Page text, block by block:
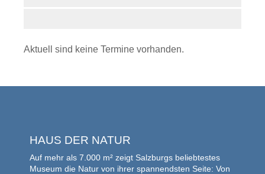
Aktuell sind keine Termine vorhanden.
HAUS DER NATUR
Auf mehr als 7.000 m² zeigt Salzburgs beliebtestes
Museum die Natur von ihrer spannendsten Seite: Von